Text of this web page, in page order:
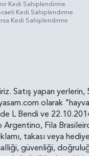
Kedi Sahiplendirme
Kedi Sahiplendirme
Kedi Sahiplendirme
Satış yapan
olarak
L Bendi ve
Fila
takası veya
güvenliği,